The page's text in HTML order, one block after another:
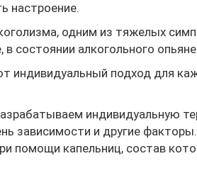
настроение.
одним из тяжелых
состоянии алкогольного
индивидуальный подход для
индивидуальную
зависимости и другие
помощи капельниц, состав